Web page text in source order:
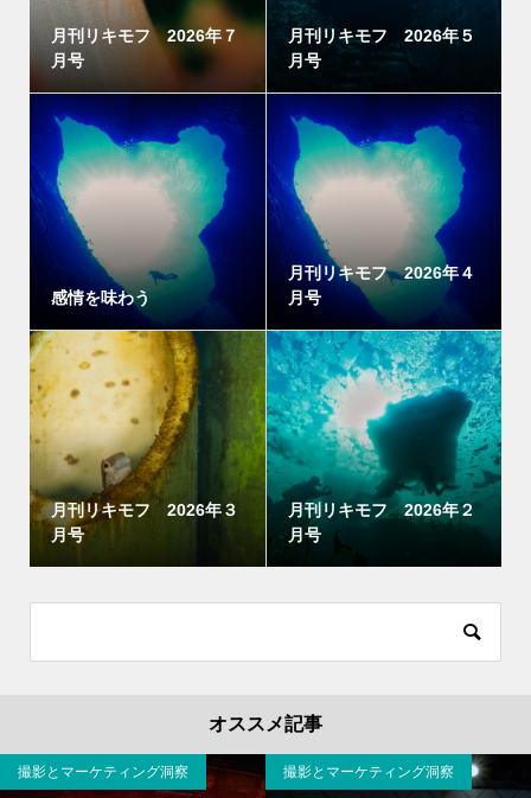
月刊リキモフ 2026年７
月号
月刊リキモフ 2026年５
月号
感情を味わう
月刊リキモフ 2026年４
月号
月刊リキモフ 2026年３
月号
月刊リキモフ 2026年２
月号
オススメ記事
撮影とマーケティング洞察 撮影とマーケティング洞察